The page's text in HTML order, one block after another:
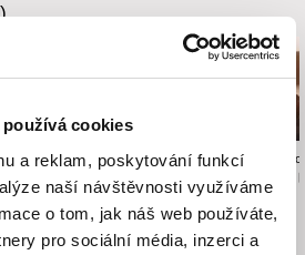
cookies
a reklam, poskytování funkcí
naší návštěvnosti využíváme
o tom, jak náš web používáte,
pro sociální média, inzerci a
Anastasiia Nikitina
Houska s máslem
Karolína
Mezi vším a